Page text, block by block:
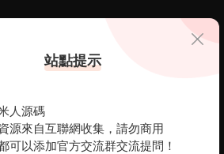
站點提示
人源碼
源來自互聯網收集，請勿商用
可以添加官方交流群交流提問！